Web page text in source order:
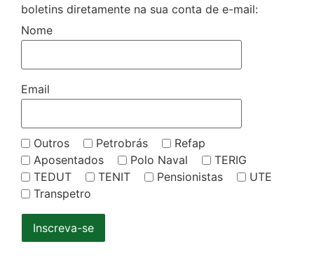
boletins diretamente na sua conta de e-mail:
Nome
Email
Outros Petrobrás
Refap
Aposentados
Polo Naval
TERIG
TEDUT
TENIT Pensionistas
UTE
Transpetro
Inscreva-se